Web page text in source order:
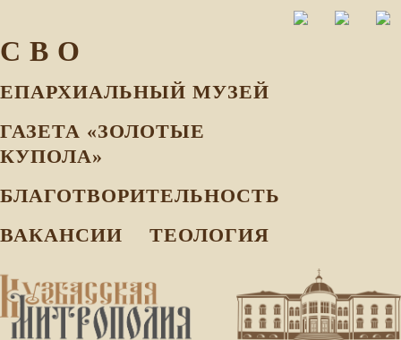
С В О
ЕПАРХИАЛЬНЫЙ МУЗEЙ
ГАЗЕТА «ЗОЛОТЫЕ
КУПОЛА»
БЛАГОТВОРИТЕЛЬНОСТЬ
ВАКАНСИИ
ТЕОЛОГИЯ